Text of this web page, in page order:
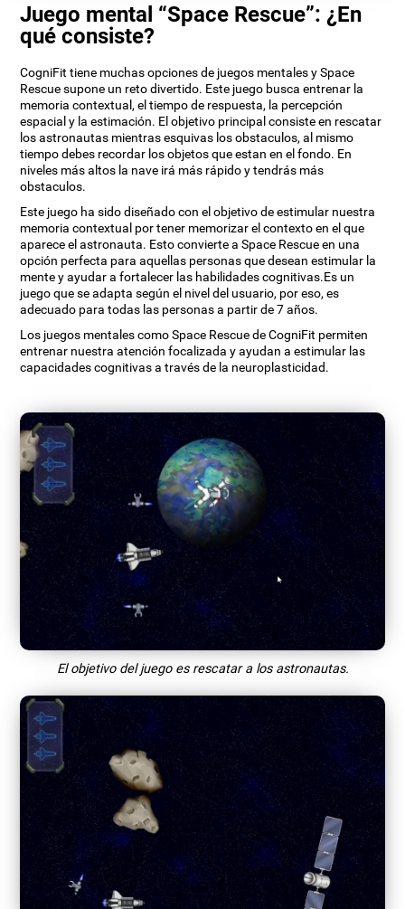
Juego mental “Space Rescue”: ¿En
qué consiste?
CogniFit tiene muchas opciones de juegos mentales y Space
Rescue supone un reto divertido. Este juego busca entrenar la
memoria contextual, el tiempo de respuesta, la percepción
espacial y la estimación. El objetivo principal consiste en rescatar
los astronautas mientras esquivas los obstaculos, al mismo
tiempo debes recordar los objetos que estan en el fondo. En
niveles más altos la nave irá más rápido y tendrás más
obstaculos.
Este juego ha sido diseñado con el objetivo de estimular nuestra
memoria contextual por tener memorizar el contexto en el que
aparece el astronauta. Esto convierte a Space Rescue en una
opción perfecta para aquellas personas que desean estimular la
mente y ayudar a fortalecer las habilidades cognitivas.Es un
juego que se adapta según el nivel del usuario, por eso, es
adecuado para todas las personas a partir de 7 años.
Los juegos mentales como Space Rescue de CogniFit permiten
entrenar nuestra atención focalizada y ayudan a estimular las
capacidades cognitivas a través de la neuroplasticidad.
El objetivo del juego es rescatar a los astronautas.